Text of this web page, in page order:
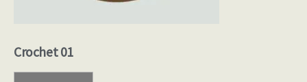
Crochet 01